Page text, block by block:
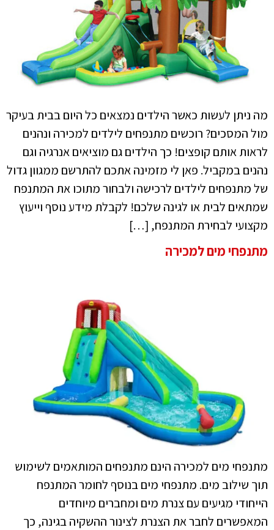
מה ניתן לעשות כאשר הילדים נמצאים כל היום בבית בעיקר
מול המסכים? רוכשים מתנפחים לילדים למכירה ונהנים
לראות אותם קופצים! כך הילדים גם מוציאים אנרגיה וגם
נהנים במקביל. פאן לי מזמינה אתכם להתרשם ממגוון גדול
של מתנפחים לילדים לרכישה ולבחור מתוכו את המתנפח
שמתאים לבית או לגינה שלכם! לקבלת מידע נוסף וייעוץ
מקצועי לבחירת המתנפח, […]
מתנפחי מים למכירה
מתנפחי מים למכירה הינם מתנפחים המותאמים לשימוש
תוך שילוב מים. מתנפחי מים בנוסף לחומר המתנפח
הייחודי מגיעים עם צנרת מים ומחברים מיוחדים
המאפשרים לחבר את הצנרת לצינור ההשקיה בגינה, כך